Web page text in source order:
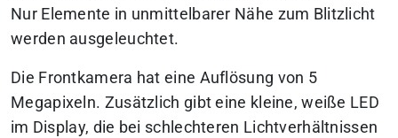
Nur Elemente in unmittelbarer Nähe zum Blitzlicht
werden ausgeleuchtet.
Die Frontkamera hat eine Auflösung von 5
Megapixeln. Zusätzlich gibt eine kleine, weiße LED
im Display, die bei schlechteren Lichtverhältnissen